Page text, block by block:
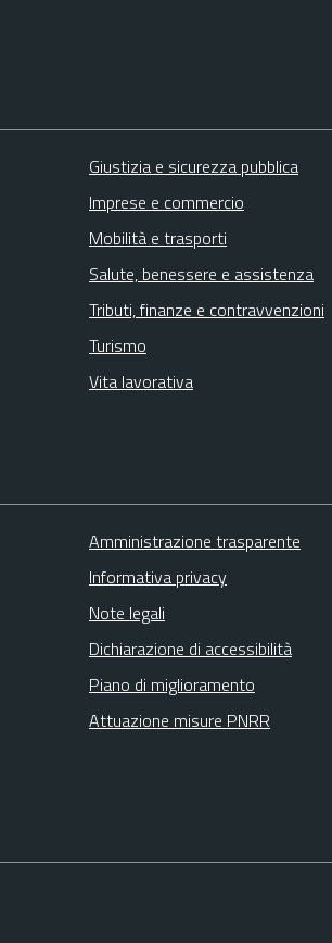
Giustizia e sicurezza pubblica
Imprese e commercio
Mobilità e trasporti
Salute, benessere e assistenza
Tributi, finanze e contravvenzioni
Turismo
Vita lavorativa
Amministrazione trasparente
Informativa privacy
Note legali
Dichiarazione di accessibilità
Piano di miglioramento
Attuazione misure PNRR